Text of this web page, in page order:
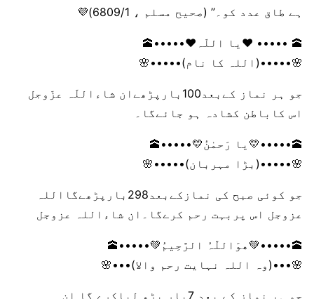
ہے طاق عدد کو۔” (صحیح مسلم ، 6809/1)💜
🕋 ••••• ❤️یا اللّہ❤️•••••🕋
🌸•••••(اللہ کا نام)•••••🌸
جو ہر نماز کےبعد100بارپڑھےان شاءاللّہ عزّوجل
اس کاباطن کشادہ ہو جائےگا۔
🕋•••••💛یا رَحمٰنُ💛•••••🕋
🌸•••••(بڑا مہربان)•••••🌸
جو کوئی صبح کی نمازکےبعد298بارپڑھےگااللہ
عزوجل اس پربہت رحم کرےگا۔ان شاءاللہ عزوجل
🕋•••••💚ھوَاللّٰہُ الرَّحِیمُ💚•••••🕋
🌸•••(وہ اللہ نہایت رحم والا)•••🌸
جو ہر نماز کے بعد 7بار پڑھ لیاکرے گا ان